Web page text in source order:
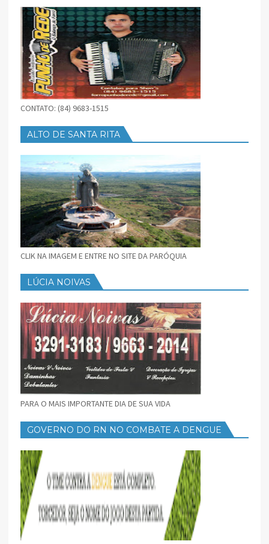
CONTATO: (84) 9683-1515
ALTO DE SANTA RITA
CLIK NA IMAGEM E ENTRE NO SITE DA PARÓQUIA
LÚCIA NOIVAS
PARA O MAIS IMPORTANTE DIA DE SUA VIDA
GOVERNO DO RN NO COMBATE A DENGUE